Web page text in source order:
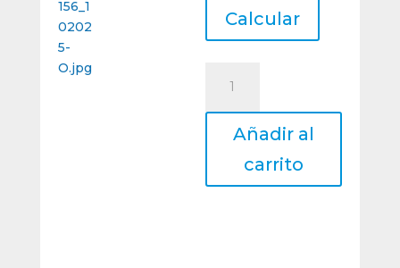
Calcular
Cortes
PlanaAñadir al
carrito